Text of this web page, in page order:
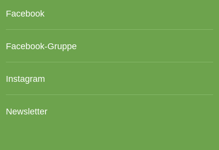
Facebook
Facebook-Gruppe
Instagram
Newsletter